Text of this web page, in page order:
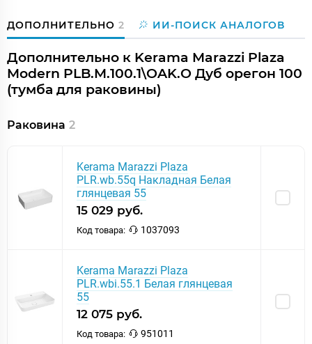
ДОПОЛНИТЕЛЬНО 2 ИИ-ПОИСК АНАЛОГОВ
Дополнительно к Kerama Marazzi Plaza
Modern PLB.M.100.1\OAK.O Дуб орегон 100
(тумба для раковины)
Раковина 2
Kerama Marazzi Plaza
PLR.wb.55q Накладная Белая
глянцевая 55
15 029 руб.
Код товара: 1037093
Kerama Marazzi Plaza
PLR.wbi.55.1 Белая глянцевая
55
12 075 руб.
Код товара: 951011